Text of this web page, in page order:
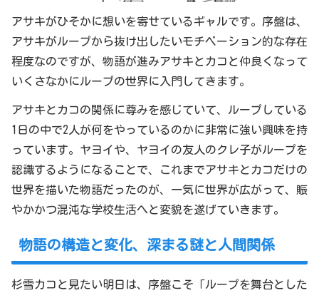
アサキがひそかに想いを寄せているギャルです。序盤は、
アサキがループから抜け出したいモチベーション的な存在
程度なのですが、物語が進みアサキとカコと仲良くなって
いくさなかにループの世界に入門してきます。
アサキとカコの関係に尊みを感じていて、ループしている
1日の中で2人が何をやっているのかに非常に強い興味を持
っています。ヤヨイや、ヤヨイの友人のクレ子がループを
認識するようになることで、これまでアサキとカコだけの
世界を描いた物語だったのが、一気に世界が広がって、賑
やかかつ混沌な学校生活へと変貌を遂げていきます。
物語の構造と変化、深まる謎と人間関係
杉雪カコと見たい明日は、序盤こそ「ループを舞台とした